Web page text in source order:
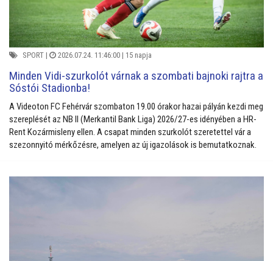
SPORT | 2026.07.24. 11:46:00 | 15 napja
Minden Vidi-szurkolót várnak a szombati bajnoki rajtra a
Sóstói Stadionba!
A Videoton FC Fehérvár szombaton 19.00 órakor hazai pályán kezdi meg
szereplését az NB II (Merkantil Bank Liga) 2026/27-es idényében a HR-
Rent Kozármisleny ellen. A csapat minden szurkolót szeretettel vár a
szezonnyitó mérkőzésre, amelyen az új igazolások is bemutatkoznak.